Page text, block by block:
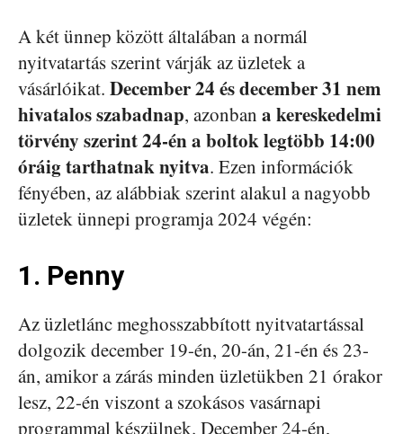
A két ünnep között általában a normál
nyitvatartás szerint várják az üzletek a
vásárlóikat. December 24 és december 31 nem
hivatalos szabadnap, azonban a kereskedelmi
törvény szerint 24-én a boltok legtöbb 14:00
óráig tarthatnak nyitva. Ezen információk
fényében, az alábbiak szerint alakul a nagyobb
üzletek ünnepi programja 2024 végén:
1. Penny
Az üzletlánc meghosszabbított nyitvatartással
dolgozik december 19-én, 20-án, 21-én és 23-
án, amikor a zárás minden üzletükben 21 órakor
lesz, 22-én viszont a szokásos vasárnapi
programmal készülnek. December 24-én,